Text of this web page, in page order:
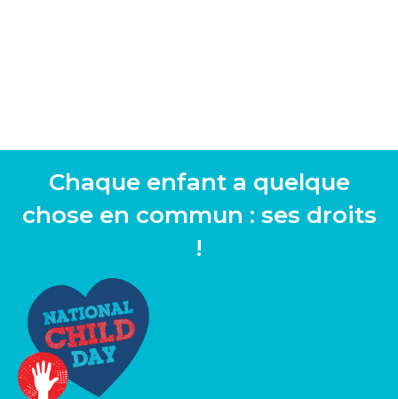
Chaque enfant a quelque
chose en commun : ses droits
!